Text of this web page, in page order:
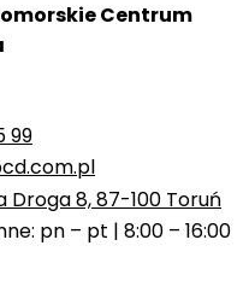
Centrum
99
Droga 8, 87-100 Toruń
pn – pt | 8:00 – 16:00